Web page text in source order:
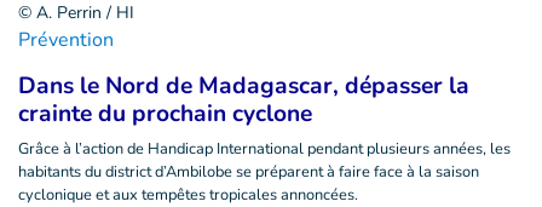
© A. Perrin / HI
Prévention
Dans le Nord de Madagascar, dépasser la
crainte du prochain cyclone
Grâce à l’action de Handicap International pendant plusieurs années, les
habitants du district d’Ambilobe se préparent à faire face à la saison
cyclonique et aux tempêtes tropicales annoncées.